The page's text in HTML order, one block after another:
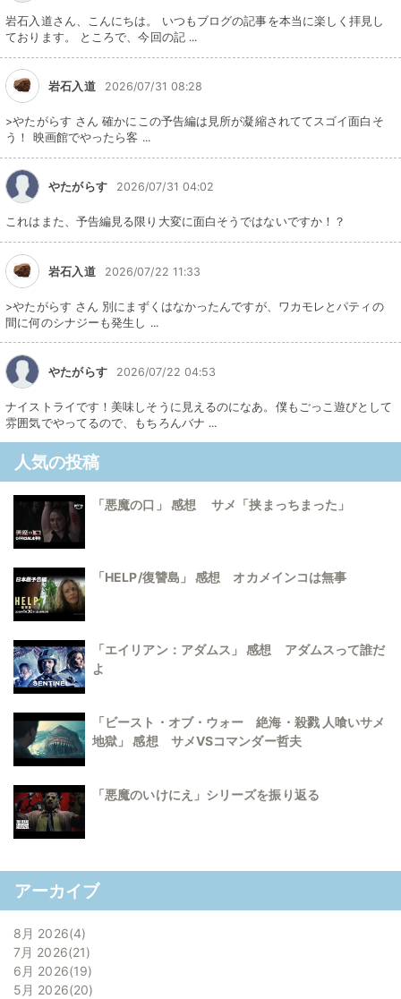
岩石入道さん、こんにちは。 いつもブログの記事を本当に楽しく拝見し
ております。 ところで、今回の記 ...
岩石入道 2026/07/31 08:28
>やたがらす さん 確かにこの予告編は見所が凝縮されててスゴイ面白そ
う！ 映画館でやったら客 ...
やたがらす 2026/07/31 04:02
これはまた、予告編見る限り大変に面白そうではないですか！？
岩石入道 2026/07/22 11:33
>やたがらす さん 別にまずくはなかったんですが、ワカモレとパティの
間に何のシナジーも発生し ...
やたがらす 2026/07/22 04:53
ナイストライです！美味しそうに見えるのになあ。僕もごっこ遊びとして
雰囲気でやってるので、もちろんバナ ...
人気の投稿
「悪魔の口」 感想 サメ「挟まっちまった」
「HELP/復讐島」 感想 オカメインコは無事
「エイリアン：アダムス」 感想 アダムスって誰だ
よ
「ビースト・オブ・ウォー 絶海・殺戮 人喰いサメ
地獄」 感想 サメVSコマンダー哲夫
「悪魔のいけにえ」シリーズを振り返る
アーカイブ
8月 2026 4
7月 2026 21
6月 2026 19
5月 2026 20